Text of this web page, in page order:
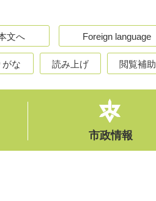
文へ Foreign language
がな 読み上げ 閲覧補助
市政情報